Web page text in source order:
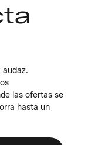
audaz.
las ofertas se
hasta un